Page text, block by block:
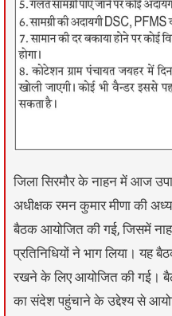
जिला सिरमौर के नाहन में आज
अधीक्षक रमन कुमार मीणा की
बैठक आयोजित की गई, जिसमें
प्रतिनिधियों ने भाग लिया। यह
रखने के लिए आयोजित की गई।
का संदेश पहुंचाने के उद्देश्य से